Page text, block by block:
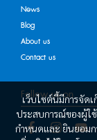
เว็บไซต์นี้มีการจัด
ประสบการณ์ของผู้ใ
กำหนดและ ยินยอมก
News
Blog
About us
Contact us
Follow us on